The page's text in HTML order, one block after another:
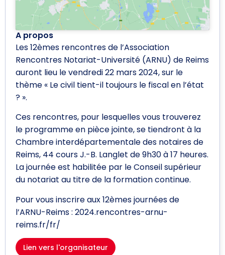
A propos
Les 12èmes rencontres de l’Association
Rencontres Notariat-Université (ARNU) de Reims
auront lieu le vendredi 22 mars 2024, sur le
thème « Le civil tient-il toujours le fiscal en l’état
? ».
Ces rencontres, pour lesquelles vous trouverez
le programme en pièce jointe, se tiendront à la
Chambre interdépartementale des notaires de
Reims, 44 cours J.-B. Langlet de 9h30 à 17 heures.
La journée est habilitée par le Conseil supérieur
du notariat au titre de la formation continue.
Pour vous inscrire aux 12èmes journées de
l’ARNU-Reims : 2024.rencontres-arnu-
reims.fr/fr/
Lien vers l'organisateur